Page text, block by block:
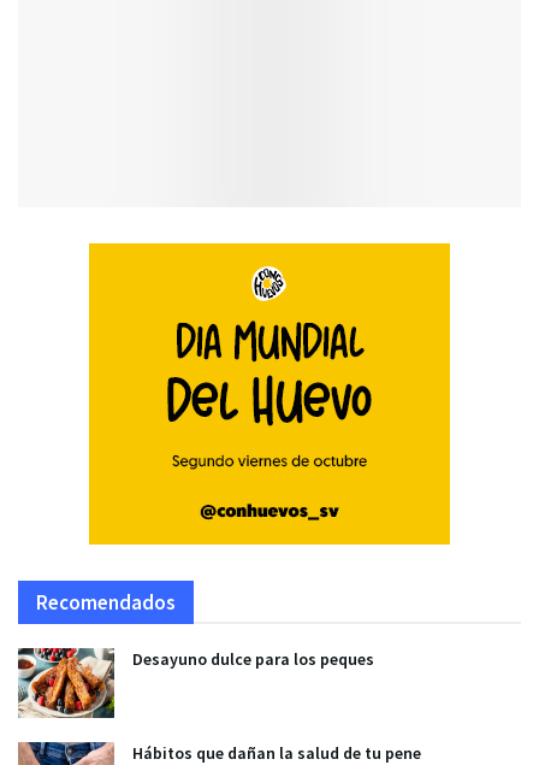
Recomendados
Desayuno dulce para los peques
Hábitos que dañan la salud de tu pene